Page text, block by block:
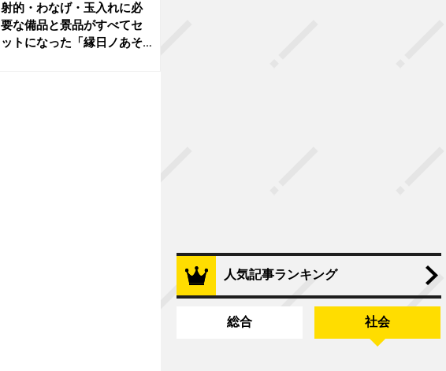
射的・わなげ・玉入れに必
要な備品と景品がすべてセ
ットになった「縁日ノあそ
人気記事ランキング
総合 社会